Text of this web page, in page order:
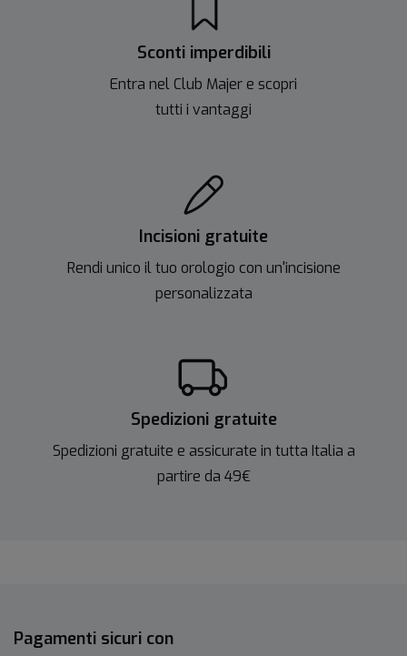
Sconti imperdibili
Entra nel Club Majer e scopri
tutti i vantaggi
Incisioni gratuite
Rendi unico il tuo orologio con un'incisione
personalizzata
Spedizioni gratuite
Spedizioni gratuite e assicurate in tutta Italia a
partire da 49€
Pagamenti sicuri con